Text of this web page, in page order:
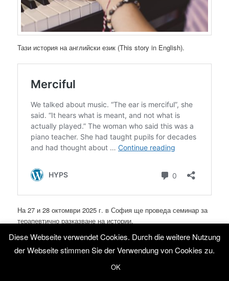
Тази история на английски език (This story in English).
На 27 и 28 октомври 2025 г. в София ще проведа семинар за
терапевтично разказване на истории.
Повече информация можете да получите отБългарската
асоциация по хипноза и хипнотерапия (БАХХ) .
Diese Webseite verwendet Cookies. Durch die weitere Nutzung
der Webseite stimmen Sie der Verwendung von Cookies zu.
OK